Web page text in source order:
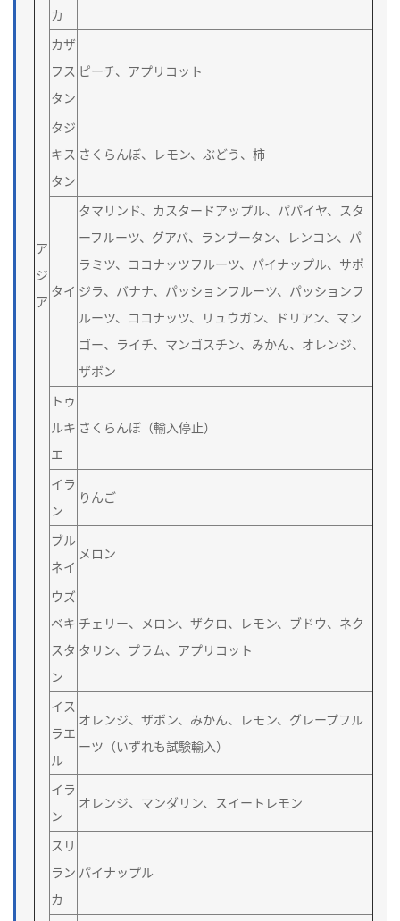
ア
ジ
ア
カ
カザ
フス
タン
ピーチ、アプリコット
タジ
キス
タン
さくらんぼ、レモン、ぶどう、柿
タイ
タマリンド、カスタードアップル、パパイヤ、スタ
ーフルーツ、グアバ、ランブータン、レンコン、パ
ラミツ、ココナッツフルーツ、パイナップル、サポ
ジラ、バナナ、パッションフルーツ、パッションフ
ルーツ、ココナッツ、リュウガン、ドリアン、マン
ゴー、ライチ、マンゴスチン、みかん、オレンジ、
ザボン
トゥ
ルキ
エ
さくらんぼ（輸入停止）
イラ
ン
りんご
ブル
ネイ
メロン
ウズ
ベキ
スタ
ン
チェリー、メロン、ザクロ、レモン、ブドウ、ネク
タリン、プラム、アプリコット
イス
ラエ
ル
オレンジ、ザボン、みかん、レモン、グレープフル
ーツ（いずれも試験輸入）
イラ
ン
オレンジ、マンダリン、スイートレモン
スリ
ラン
カ
パイナップル